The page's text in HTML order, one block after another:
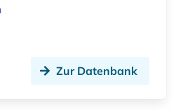
stoffeigenschaft (1)
Zur Datenbank